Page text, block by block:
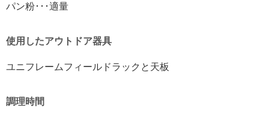
パン粉･･･適量
使用したアウトドア器具
ユニフレームフィールドラックと天板
調理時間